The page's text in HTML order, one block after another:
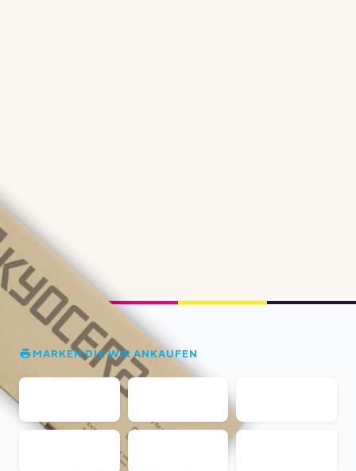
MARKEN DIE WIR ANKAUFEN